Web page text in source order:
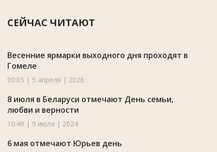
СЕЙЧАС ЧИТАЮТ
Весенние ярмарки выходного дня проходят в
Гомеле
00:05 | 5 апреля | 2026
8 июля в Беларуси отмечают День семьи,
любви и верности
10:49 | 9 июля | 2024
6 мая отмечают Юрьев день